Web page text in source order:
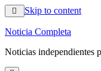
Skip to content
Noticia Completa
Noticias independientes